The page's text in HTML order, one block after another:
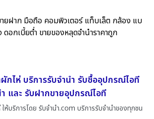
ยฝาก มือถือ คอมพิวเตอร์ แท็บเล็ต กล้อง แบ
ดอกเบี้ยต่ำ ขายของหลุดจำนำราคาถูก
กไห่ บริการรับจำนำ รับซื้ออุปกรณ์ไอที
และ รับฝากขายอุปกรณ์ไอที
ห้บริการโดย รับจํานํา.com บริการรับจำนำของทุกชน